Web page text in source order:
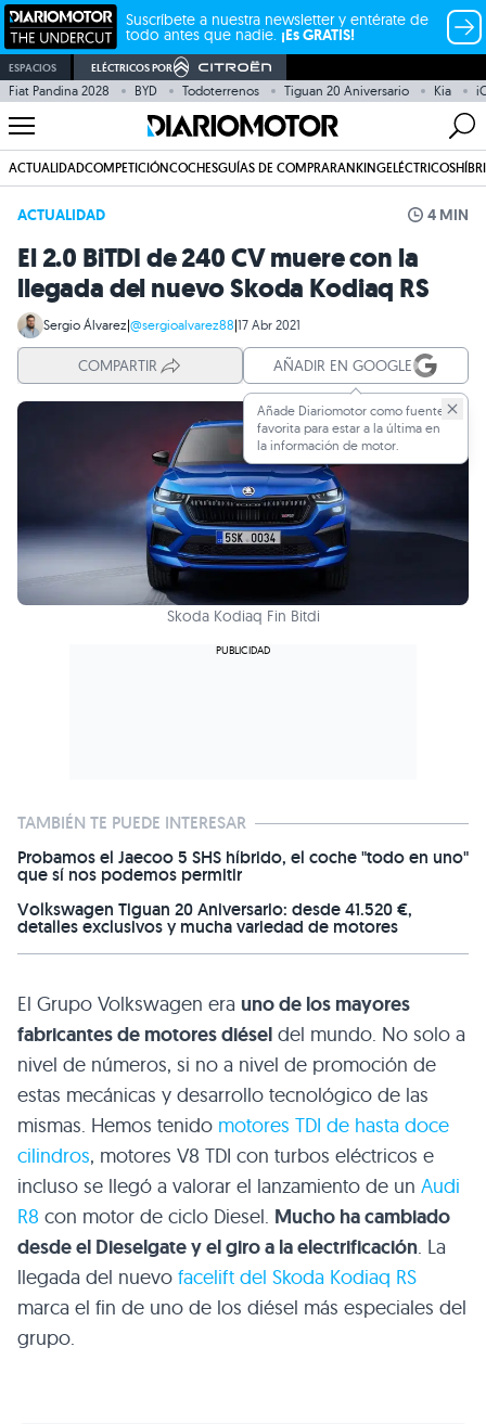
Suscríbete a nuestra newsletter y entérate de
todo antes que nadie. ¡Es GRATIS!
ESPACIOS ELÉCTRICOS POR
Fiat Pandina 2028 BYD Todoterrenos Tiguan 20 Aniversario Kia
ACTUALIDADCOMPETICIÓNCOCHESGUÍAS DE COMPRARANKINGELÉCTRICOS
ACTUALIDAD 4 MIN
El 2.0 BiTDI de 240 CV muere con la
llegada del nuevo Skoda Kodiaq RS
Sergio Álvarez|@sergioalvarez88|17 Abr 2021
COMPARTIR AÑADIR EN GOOGLE
Añade Diariomotor como fuente
favorita para estar a la última en
la información de motor.
Skoda Kodiaq Fin Bitdi
TAMBIÉN TE PUEDE INTERESAR
Probamos el Jaecoo 5 SHS híbrido, el coche "todo en uno"
que sí nos podemos permitir
Volkswagen Tiguan 20 Aniversario: desde 41.520 €,
detalles exclusivos y mucha variedad de motores
El Grupo Volkswagen era uno de los mayores
fabricantes de motores diésel del mundo. No solo a
nivel de números, si no a nivel de promoción de
estas mecánicas y desarrollo tecnológico de las
mismas. Hemos tenido motores TDI de hasta doce
cilindros, motores V8 TDI con turbos eléctricos e
incluso se llegó a valorar el lanzamiento de un Audi
R8 con motor de ciclo Diesel. Mucho ha cambiado
desde el Dieselgate y el giro a la electrificación. La
llegada del nuevo facelift del Skoda Kodiaq RS
marca el fin de uno de los diésel más especiales del
grupo.